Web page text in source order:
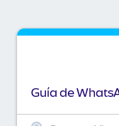
Guía de